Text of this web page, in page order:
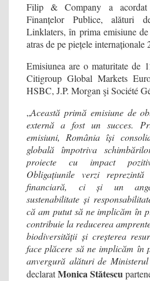
Filip & Company a acordat
Finanțelor Publice, alături
Linklaters, în prima emisiune
atras de pe piețele internaționale
Emisiunea are o maturitate de
Citigroup Global Markets
HSBC, J.P. Morgan şi Société
„Această primă emisiune de
externă a fost un succes.
emisiuni, România își
globală împotriva
proiecte cu impact
Obligațiunile verzi
financiară, ci și un
sustenabilitate și
că am putut să ne implicăm în
contribuie la reducerea
biodiversității și creșterea
face plăcere să ne implicăm în
anvergură alături de
declaratMonica Stătescu